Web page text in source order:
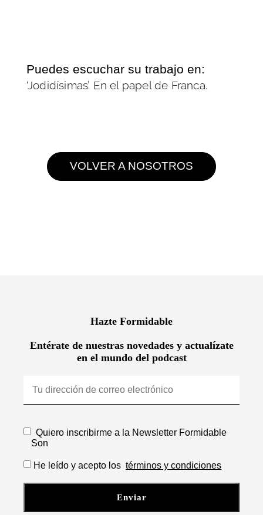
Puedes escuchar su trabajo en:
‘Jodidísimas’. En el papel de Franca.
VOLVER A NOSOTROS
Hazte Formidable
Entérate de nuestras novedades y actualízate
en el mundo del podcast
Quiero inscribirme a la Newsletter Formidable
Son
He leído y acepto los términos y condiciones